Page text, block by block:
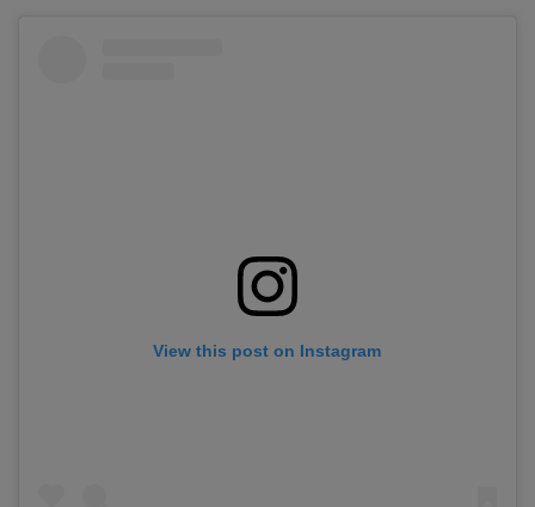
View this post on Instagram